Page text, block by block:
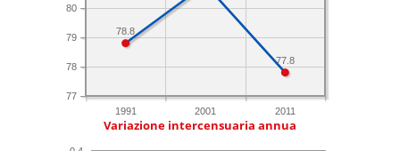
1991 2001 2011
77
78
79
80
77.8
78.8
Variazione intercensuaria annua